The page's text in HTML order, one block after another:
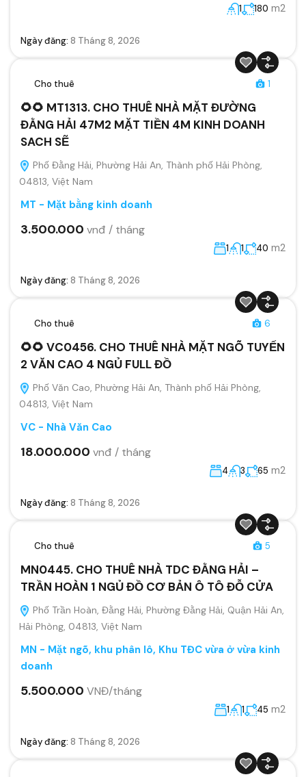
1 180 m2
Ngày đăng: 8 Tháng 8, 2026
Cho thuê 1
🌻🌻 MT1313. CHO THUÊ NHÀ MẶT ĐƯỜNG
ĐẰNG HẢI 47M2 MẶT TIỀN 4M KINH DOANH
SACH SẼ
Phố Đằng Hải, Phường Hải An, Thành phố Hải Phòng,
04813, Việt Nam
MT - Mặt bằng kinh doanh
3.500.000 vnđ / tháng
1 1 40 m2
Ngày đăng: 8 Tháng 8, 2026
Cho thuê 6
🌻🌻 VC0456. CHO THUÊ NHÀ MẶT NGÕ TUYẾN
2 VĂN CAO 4 NGỦ FULL ĐỒ
Phố Văn Cao, Phường Hải An, Thành phố Hải Phòng,
04813, Việt Nam
VC - Nhà Văn Cao
18.000.000 vnđ / tháng
4 3 65 m2
Ngày đăng: 8 Tháng 8, 2026
Cho thuê 5
MN0445. CHO THUÊ NHÀ TDC ĐẰNG HẢI –
TRẦN HOÀN 1 NGỦ ĐỒ CƠ BẢN Ô TÔ ĐỖ CỬA
Phố Trần Hoàn, Đằng Hải, Phường Đằng Hải, Quận Hải An,
Hải Phòng, 04813, Việt Nam
MN - Mặt ngõ, khu phân lô, Khu TĐC vừa ở vừa kinh
doanh
5.500.000 VNĐ/tháng
1 1 45 m2
Ngày đăng: 8 Tháng 8, 2026